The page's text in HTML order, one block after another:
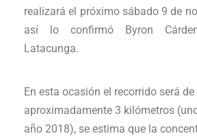
realizará el próximo sábado 9 de
así lo confirmó Byron
Latacunga.
En esta ocasión el recorrido será de
aproximadamente 3 kilómetros
año 2018), se estima que la